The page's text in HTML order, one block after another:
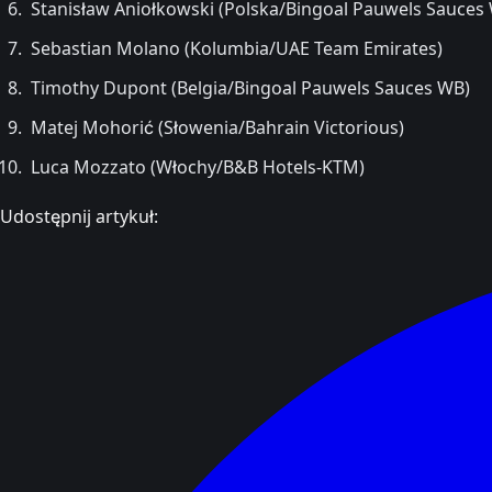
Stanisław Aniołkowski (Polska/Bingoal Pauwels Sauces
Sebastian Molano (Kolumbia/UAE Team Emirates)
Timothy Dupont (Belgia/Bingoal Pauwels Sauces WB)
Matej Mohorić (Słowenia/Bahrain Victorious)
Luca Mozzato (Włochy/B&B Hotels-KTM)
Udostępnij artykuł: